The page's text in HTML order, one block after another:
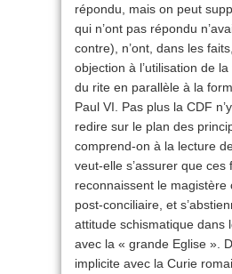
répondu, mais on peut
qui n’ont pas répondu
contre), n’ont, dans les
objection à l’utilisation de
du rite en parallèle à la
Paul VI. Pas plus la CDF
redire sur le plan des
comprend-on à la lecture
veut-elle s’assurer que ces
reconnaissent le magistère
post-conciliaire, et
attitude schismatique dans
avec la « grande Eglise ».
implicite avec la Curie